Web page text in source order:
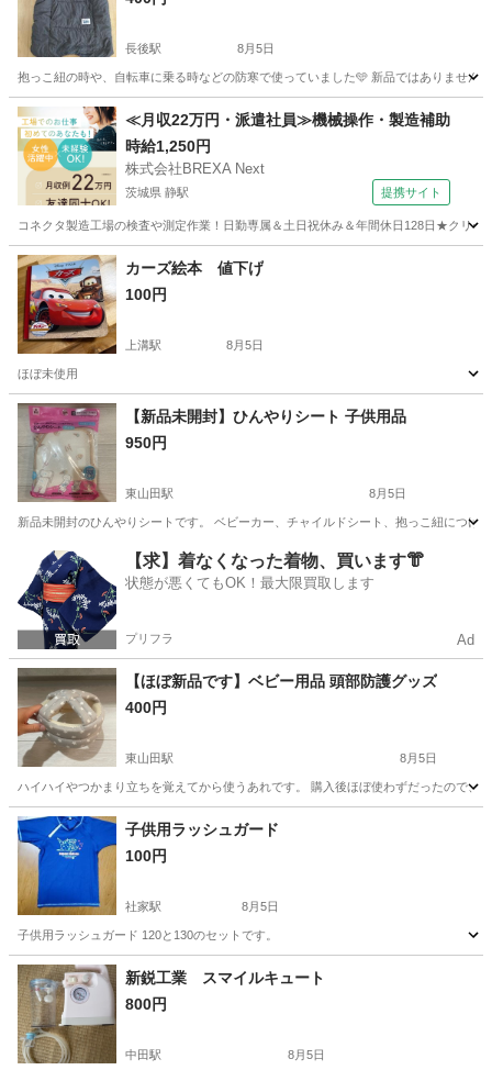
長後駅 8月5日
抱っこ紐の時や、自転車に乗る時などの防寒で使っていました🩵 新品ではありませ
神奈川 藤沢市 長後駅 ベビー用品 Lee
≪月収22万円・派遣社員≫機械操作・製造補助
時給1,250円
株式会社BREXA Next
茨城県 静駅 提携サイト
コネクタ製造工場の検査や測定作業！日勤専属＆土日祝休み＆年間休日128日★クリ
茨城 常陸大宮市 静駅 その他
カーズ絵本 値下げ
100円
上溝駅 8月5日
ほぼ未使用
神奈川 相模原市 上溝駅 キッズ用品 カーズ
【新品未開封】ひんやりシート 子供用品
950円
東山田駅 8月5日
新品未開封のひんやりシートです。 ベビーカー、チャイルドシート、抱っこ紐につ
神奈川 東山田駅 ベビー用品 用品
【求】着なくなった着物、買います👘
状態が悪くてもOK！最大限買取します
プリフラ Ad
【ほぼ新品です】ベビー用品 頭部防護グッズ
400円
東山田駅 8月5日
ハイハイやつかまり立ちを覚えてから使うあれです。 購入後ほぼ使わずだったので
神奈川 横浜市 東山田駅 ベビー用品
子供用ラッシュガード
100円
社家駅 8月5日
子供用ラッシュガード 120と130のセットです。
神奈川 海老名市 社家駅 キッズ用品
新鋭工業 スマイルキュート
800円
中田駅 8月5日